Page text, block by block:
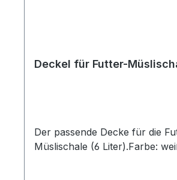
Deckel für Futter-
Der passende Decke für die
Müslischale (6 Liter).Farbe: